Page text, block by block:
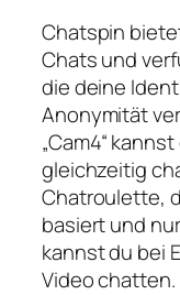
Chatspin
Chats und
die deine
Anonymität
„Cam4“
gleichzeitig
Chatroulette,
basiert und
kannst du bei
Video chatten.